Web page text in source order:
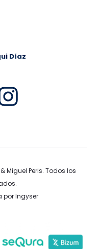
Díaz
Miguel Peris. Todos los
por Ingyser